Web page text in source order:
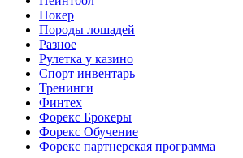
Покер
Породы лошадей
Разное
Рулетка у казино
Спорт инвентарь
Тренинги
Финтех
Форекс Брокеры
Форекс Обучение
Форекс партнерская программа